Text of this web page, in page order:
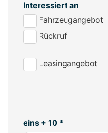
Interessiert an
Fahrzeugangebot
Rückruf
Leasingangebot
eins + 10 *